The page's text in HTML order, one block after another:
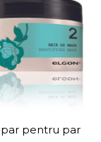
par pentru par